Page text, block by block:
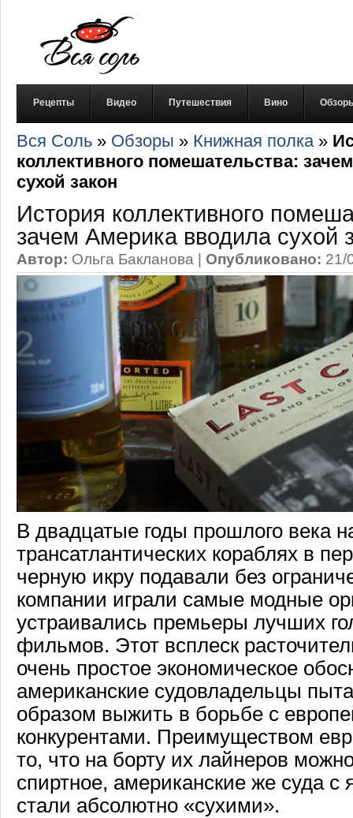
Рецепты Видео Путешествия Вино
Вся Соль » Обзоры » Книжная полка»
коллективного помешательства:
сухой закон
История коллективного
зачем Америка вводила сухой
Автор: Ольга Бакланова | Опубликовано: 21/
В двадцатые годы прошлого века
трансатлантических кораблях в
черную икру подавали без
компании играли самые модные
устраивались премьеры лучших
фильмов. Этот всплеск
очень простое экономическое
американские судовладельцы
образом выжить в борьбе с
конкурентами. Преимуществом
то, что на борту их лайнеров
спиртное, американские же суда с
стали абсолютно «сухими».